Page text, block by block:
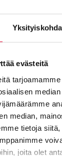
evästeitä
median,
tietoja
joita olet
2026 –